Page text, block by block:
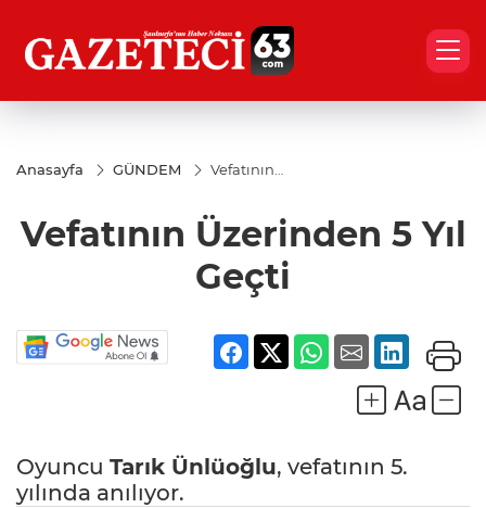
Anasayfa GÜNDEM
Vefatının
Vefatının Üzerinden 5 Yıl
Geçti
Oyuncu Tarık Ünlüoğlu, vefatının 5.
yılında anılıyor.